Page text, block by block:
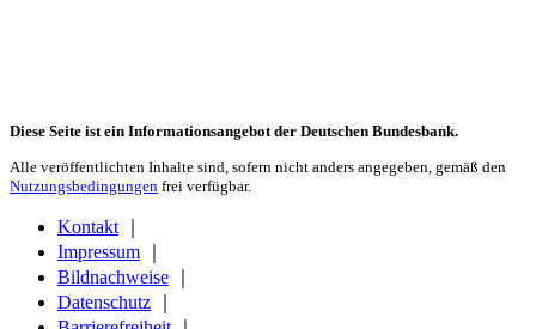
Diese Seite ist ein Informationsangebot der Deutschen Bundesbank.
Alle veröffentlichten Inhalte sind, sofern nicht anders angegeben, gemäß den
Nutzungsbedingungen frei verfügbar.
Kontakt
Impressum
Bildnachweise
Datenschutz